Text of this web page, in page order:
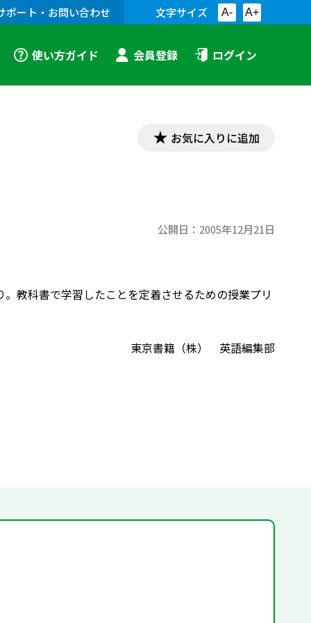
ポート・お問い合わせ 文字サイズ A- A+
使い方ガイド 会員登録 ログイン
お気に入りに追加
公開日： 2005年12月21日
教科書で学習したことを定着させるための授業プリ
東京書籍（株） 英語編集部